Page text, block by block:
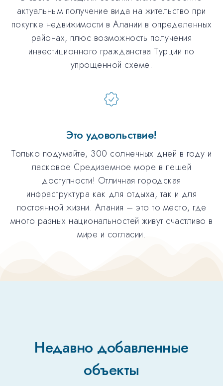
актуальным получение вида на жительство при
покупке недвижимости в Алании в определенных
районах, плюс возможность получения
инвестиционного гражданства Турции по
упрощенной схеме.
Это удовольствие!
Только подумайте, 300 солнечных дней в году и
ласковое Средиземное море в пешей
доступности! Отличная городская
инфраструктура как для отдыха, так и для
постоянной жизни. Алания – это то место, где
много разных национальностей живут счастливо в
мире и согласии.
Недавно добавленные
объекты